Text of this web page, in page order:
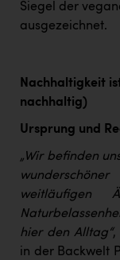
Siegel der
ausgezeichnet.
Nachhaltigkeit
nachhaltig)
Ursprung und
„Wir befinden
weitläufigen
hier den Alltag“,
in der Backwelt